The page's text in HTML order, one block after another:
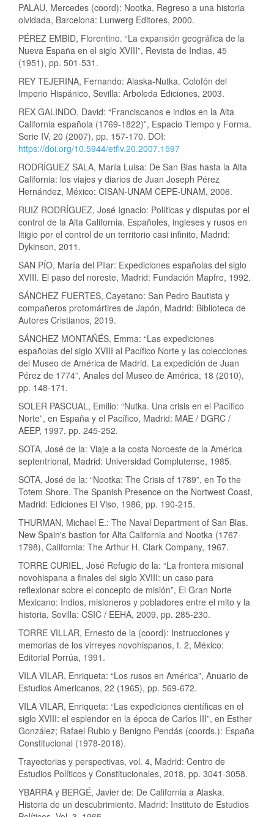
PALAU, Mercedes (coord): Nootka, Regreso a una historia
olvidada, Barcelona: Lunwerg Editores, 2000.
PÉREZ EMBID, Florentino. “La expansión geográfica de la
Nueva España en el siglo XVIII”, Revista de Indias, 45
(1951), pp. 501-531.
REY TEJERINA, Fernando: Alaska-Nutka. Colofón del
Imperio Hispánico, Sevilla: Arboleda Ediciones, 2003.
REX GALINDO, David: “Franciscanos e indios en la Alta
California española (1769-1822)”, Espacio Tiempo y Forma.
Serie IV, 20 (2007), pp. 157-170. DOI:
https://doi.org/10.5944/etfiv.20.2007.1597
RODRÍGUEZ SALA, María Luisa: De San Blas hasta la Alta
California: los viajes y diarios de Juan Joseph Pérez
Hernández, México: CISAN-UNAM CEPE-UNAM, 2006.
RUIZ RODRÍGUEZ, José Ignacio: Políticas y disputas por el
control de la Alta California. Españoles, ingleses y rusos en
litigio por el control de un territorio casi infinito, Madrid:
Dykinson, 2011.
SAN PÍO, María del Pilar: Expediciones españolas del siglo
XVIII. El paso del noreste, Madrid: Fundación Mapfre, 1992.
SÁNCHEZ FUERTES, Cayetano: San Pedro Bautista y
compañeros protomártires de Japón, Madrid: Biblioteca de
Autores Cristianos, 2019.
SÁNCHEZ MONTAÑÉS, Emma: “Las expediciones
españolas del siglo XVIII al Pacífico Norte y las colecciones
del Museo de América de Madrid. La expedición de Juan
Pérez de 1774”, Anales del Museo de América, 18 (2010),
pp. 148-171.
SOLER PASCUAL, Emilio: “Nutka. Una crisis en el Pacífico
Norte”, en España y el Pacífico, Madrid: MAE / DGRC /
AEEP, 1997, pp. 245-252.
SOTA, José de la: Viaje a la costa Noroeste de la América
septentrional, Madrid: Universidad Complutense, 1985.
SOTA, José de la: “Nootka: The Crisis of 1789”, en To the
Totem Shore. The Spanish Presence on the Nortwest Coast,
Madrid: Ediciones El Viso, 1986, pp. 190-215.
THURMAN, Michael E.: The Naval Department of San Blas.
New Spain's bastion for Alta California and Nootka (1767-
1798), California: The Arthur H. Clark Company, 1967.
TORRE CURIEL, José Refugio de la: “La frontera misional
novohispana a finales del siglo XVIII: un caso para
reflexionar sobre el concepto de misión”, El Gran Norte
Mexicano: Indios, misioneros y pobladores entre el mito y la
historia, Sevilla: CSIC / EEHA, 2009, pp. 285-230.
TORRE VILLAR, Ernesto de la (coord): Instrucciones y
memorias de los virreyes novohispanos, t. 2, México:
Editorial Porrúa, 1991.
VILA VILAR, Enriqueta: “Los rusos en América”, Anuario de
Estudios Americanos, 22 (1965), pp. 569-672.
VILA VILAR, Enriqueta: “Las expediciones científicas en el
siglo XVIII: el esplendor en la época de Carlos III”, en Esther
González; Rafael Rubio y Benigno Pendás (coords.): España
Constitucional (1978-2018).
Trayectorias y perspectivas, vol. 4, Madrid: Centro de
Estudios Políticos y Constitucionales, 2018, pp. 3041-3058.
YBARRA y BERGÉ, Javier de: De California a Alaska.
Historia de un descubrimiento. Madrid: Instituto de Estudios